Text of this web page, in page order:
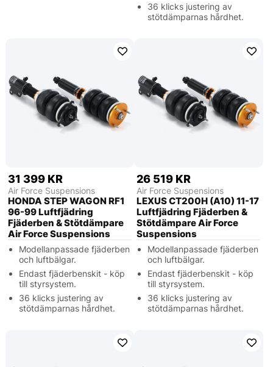
36 klicks justering av
stötdämparnas hårdhet.
31 399 KR
Air Force Suspensions
HONDA STEP WAGON RF1
96-99 Luftfjädring
Fjäderben & Stötdämpare
Air Force Suspensions
Modellanpassade fjäderben
och luftbälgar.
Endast fjäderbenskit - köp
till styrsystem.
36 klicks justering av
stötdämparnas hårdhet.
26 519 KR
Air Force Suspensions
LEXUS CT200H (A10) 11-17
Luftfjädring Fjäderben &
Stötdämpare Air Force
Suspensions
Modellanpassade fjäderben
och luftbälgar.
Endast fjäderbenskit - köp
till styrsystem.
36 klicks justering av
stötdämparnas hårdhet.